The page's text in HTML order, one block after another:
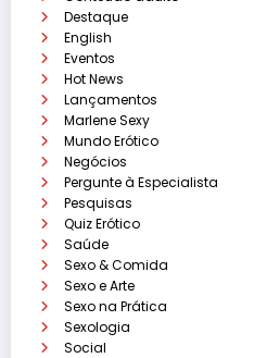
Destaque
English
Eventos
Hot News
Lançamentos
Marlene Sexy
Mundo Erótico
Negócios
Pergunte à Especialista
Pesquisas
Quiz Erótico
Saúde
Sexo & Comida
Sexo e Arte
Sexo na Prática
Sexologia
Social